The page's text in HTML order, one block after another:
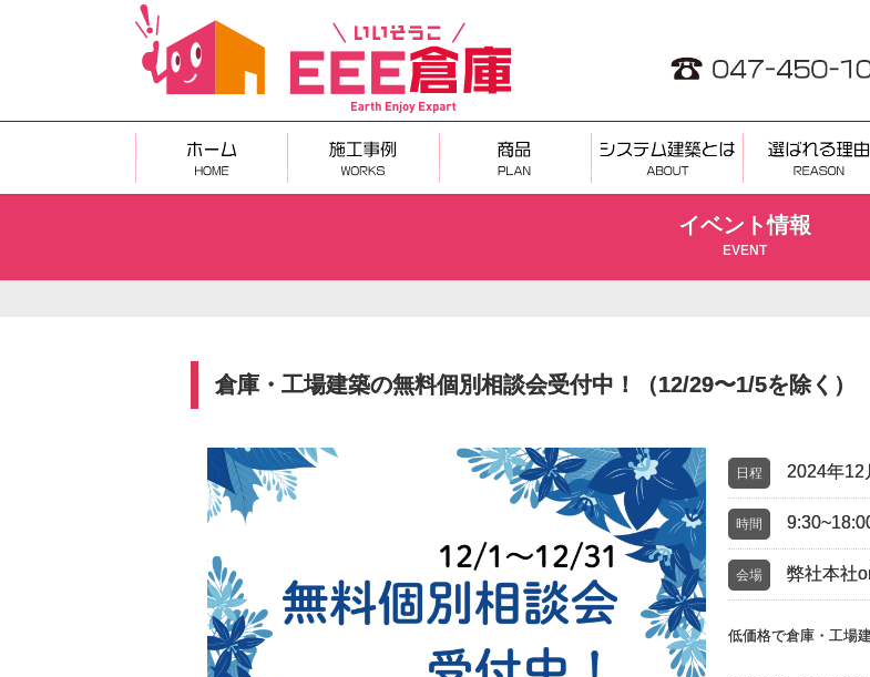
イベント情報
EVENT
倉庫・工場建築の無料個別相談会受付中！（12/29〜1/5を除く）
日程 2024年12
時間
会場 弊社本社
低価格で倉庫・工場